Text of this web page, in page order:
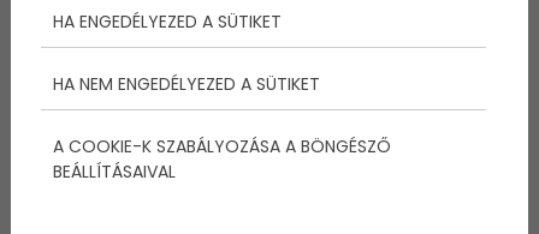
HA ENGEDÉLYEZED A SÜTIKET
HA NEM ENGEDÉLYEZED A SÜTIKET
A COOKIE-K SZABÁLYOZÁSA A BÖNGÉSZŐ
BEÁLLÍTÁSAIVAL